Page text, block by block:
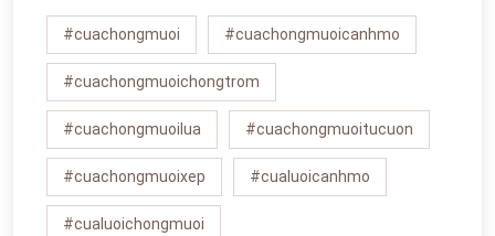
#cuachongmuoi #cuachongmuoicanhmo
#cuachongmuoichongtrom
#cuachongmuoilua #cuachongmuoitucuon
#cuachongmuoixep #cualuoicanhmo
#cualuoichongmuoi